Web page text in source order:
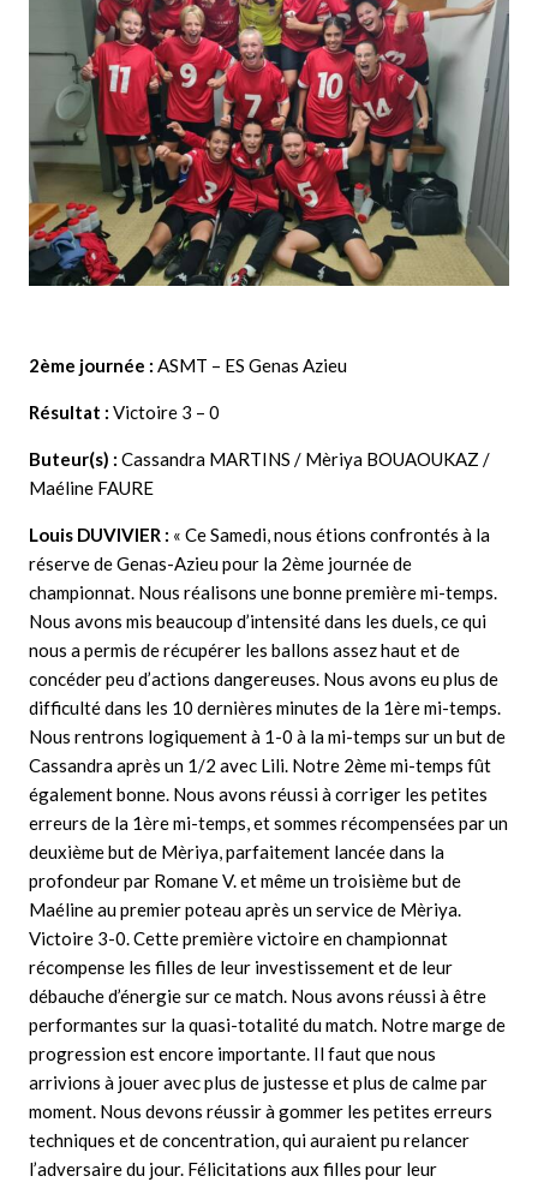
2ème journée : ASMT – ES Genas Azieu
Résultat : Victoire 3 – 0
Buteur(s) : Cassandra MARTINS / Mèriya BOUAOUKAZ /
Maéline FAURE
Louis DUVIVIER : « Ce Samedi, nous étions confrontés à la
réserve de Genas-Azieu pour la 2ème journée de
championnat. Nous réalisons une bonne première mi-temps.
Nous avons mis beaucoup d’intensité dans les duels, ce qui
nous a permis de récupérer les ballons assez haut et de
concéder peu d’actions dangereuses. Nous avons eu plus de
difficulté dans les 10 dernières minutes de la 1ère mi-temps.
Nous rentrons logiquement à 1-0 à la mi-temps sur un but de
Cassandra après un 1/2 avec Lili. Notre 2ème mi-temps fût
également bonne. Nous avons réussi à corriger les petites
erreurs de la 1ère mi-temps, et sommes récompensées par un
deuxième but de Mèriya, parfaitement lancée dans la
profondeur par Romane V. et même un troisième but de
Maéline au premier poteau après un service de Mèriya.
Victoire 3-0. Cette première victoire en championnat
récompense les filles de leur investissement et de leur
débauche d’énergie sur ce match. Nous avons réussi à être
performantes sur la quasi-totalité du match. Notre marge de
progression est encore importante. Il faut que nous
arrivions à jouer avec plus de justesse et plus de calme par
moment. Nous devons réussir à gommer les petites erreurs
techniques et de concentration, qui auraient pu relancer
l’adversaire du jour. Félicitations aux filles pour leur